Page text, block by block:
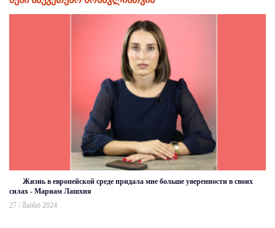
Жизнь в европейской среде придала мне больше уверенности в своих
силах - Мариам Лашхия
27 / მაისი 2024